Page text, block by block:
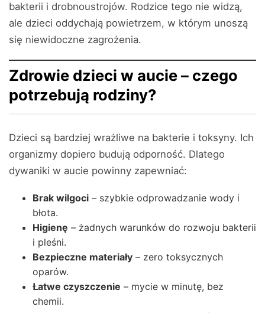
bakterii i drobnoustrojów. Rodzice tego nie widzą,
ale dzieci oddychają powietrzem, w którym unoszą
się niewidoczne zagrożenia.
Zdrowie dzieci w aucie – czego
potrzebują rodziny?
Dzieci są bardziej wrażliwe na bakterie i toksyny. Ich
organizmy dopiero budują odporność. Dlatego
dywaniki w aucie powinny zapewniać:
Brak wilgoci – szybkie odprowadzanie wody i
błota.
Higienę – żadnych warunków do rozwoju bakterii
i pleśni.
Bezpieczne materiały – zero toksycznych
oparów.
Łatwe czyszczenie – mycie w minutę, bez
chemii.